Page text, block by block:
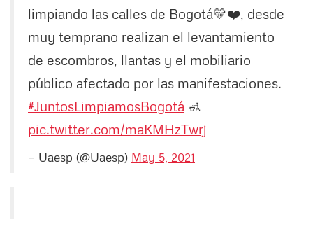
limpiando las calles de Bogotá💛❤️, desde
muy temprano realizan el levantamiento
de escombros, llantas y el mobiliario
público afectado por las manifestaciones.
#JuntosLimpiamosBogotá 🚮
pic.twitter.com/maKMHzTwrj
— Uaesp (@Uaesp) May 5, 2021